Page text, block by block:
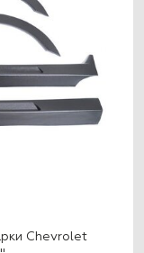
Chevrolet